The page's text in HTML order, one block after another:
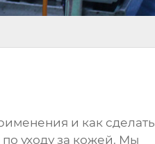
и как сделать
уходу за кожей. Мы